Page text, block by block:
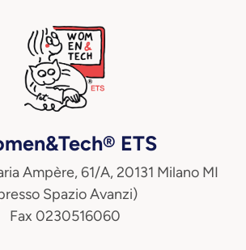
ETS
Ampère, 61/A, 20131 Milano MI
Spazio Avanzi)
Fax 0230516060